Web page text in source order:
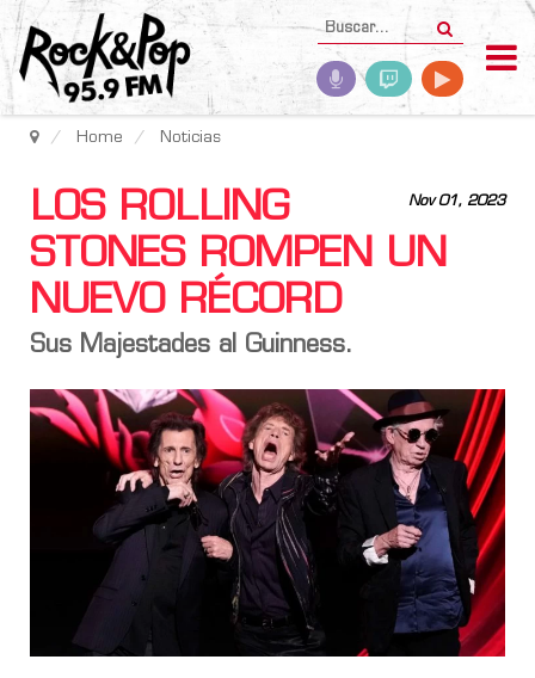
Home Noticias
Nov 01, 2023
LOS ROLLING
STONES ROMPEN UN
NUEVO RÉCORD
Sus Majestades al Guinness.